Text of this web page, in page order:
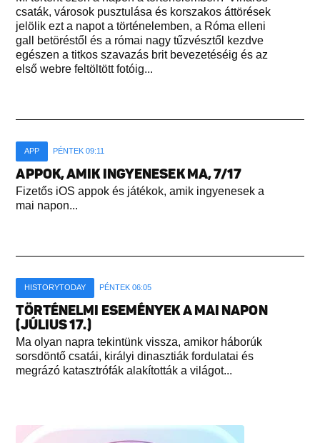
csaták, városok pusztulása és korszakos áttörések
jelölik ezt a napot a történelemben, a Róma elleni
gall betöréstől és a római nagy tűzvésztől kezdve
egészen a titkos szavazás brit bevezetéséig és az
első webre feltöltött fotóig...
APP PÉNTEK 09:11
APPOK, AMIK INGYENESEK MA, 7/17
Fizetős iOS appok és játékok, amik ingyenesek a
mai napon...
HISTORYTODAY PÉNTEK 06:05
TÖRTÉNELMI ESEMÉNYEK A MAI NAPON
(JÚLIUS 17.)
Ma olyan napra tekintünk vissza, amikor háborúk
sorsdöntő csatái, királyi dinasztiák fordulatai és
megrázó katasztrófák alakították a világot...